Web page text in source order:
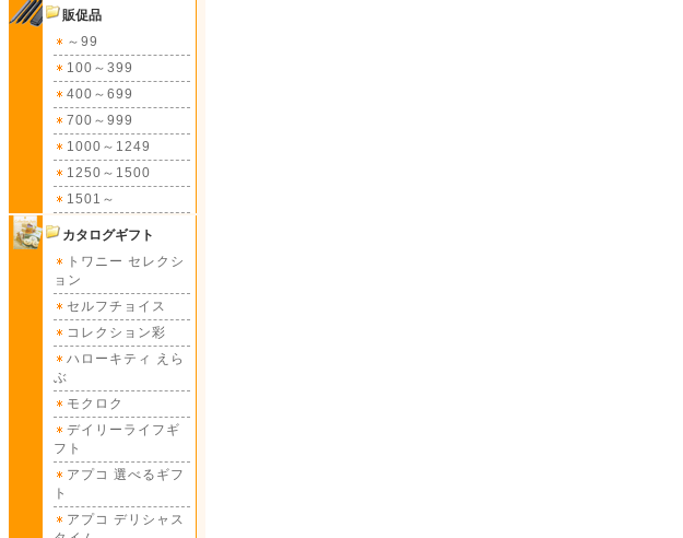
販促品
～99
100～399
400～699
700～999
1000～1249
1250～1500
1501～
カタログギフト
トワニー セレクシ
ョン
セルフチョイス
コレクション彩
ハローキティ えら
ぶ
モクロク
デイリーライフギ
フト
アプコ 選べるギフ
ト
アプコ デリシャス